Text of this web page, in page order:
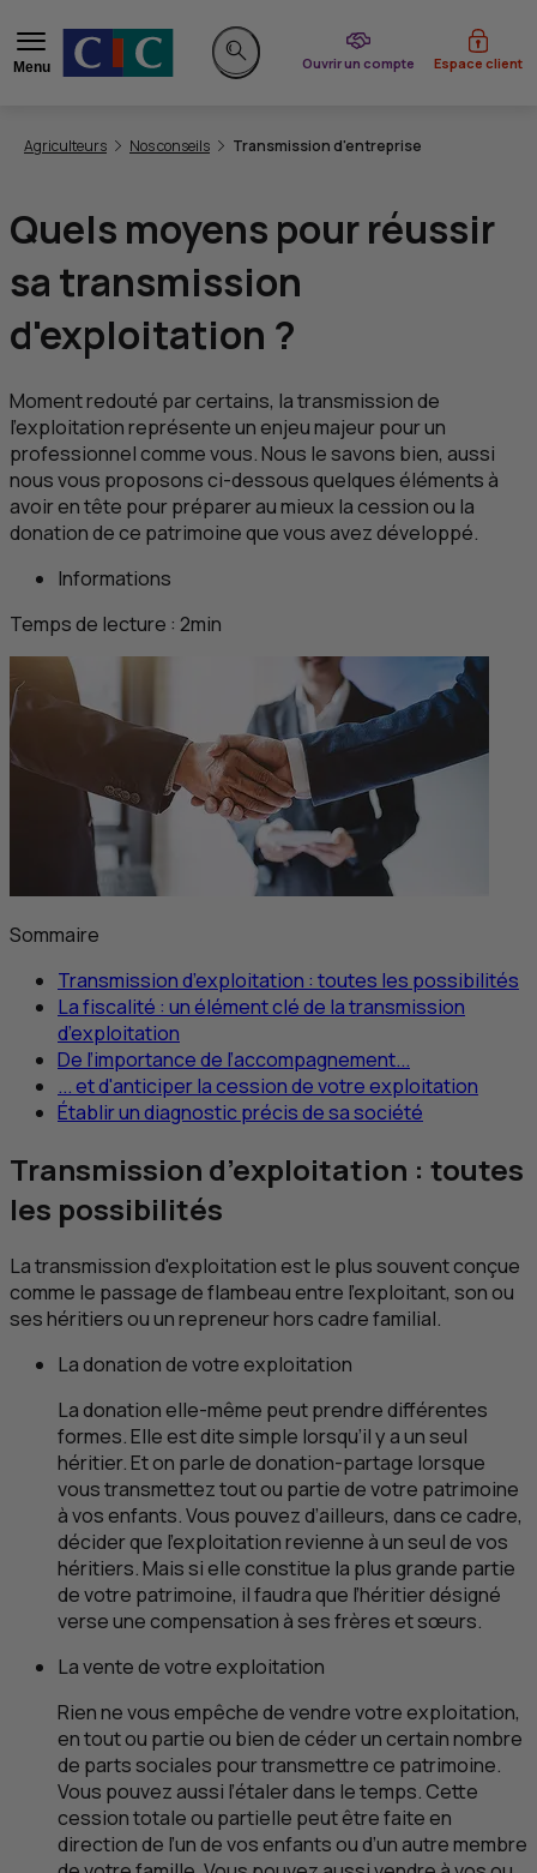
Menu
Rechercher sur le site
Ouvrir un compte
du CIC Espace client
Agriculteurs Nos conseils Transmission d'entreprise
Quels moyens pour réussir
sa transmission
d'exploitation ?
Moment redouté par certains, la transmission de
l'exploitation représente un enjeu majeur pour un
professionnel comme vous. Nous le savons bien, aussi
nous vous proposons ci-dessous quelques éléments à
avoir en tête pour préparer au mieux la cession ou la
donation de ce patrimoine que vous avez développé.
Informations
Temps de lecture : 2min
Sommaire
Transmission d’exploitation : toutes les possibilités
La fiscalité : un élément clé de la transmission
d’exploitation
De l’importance de l’accompagnement...
... et d'anticiper la cession de votre exploitation
Établir un diagnostic précis de sa société
Transmission d’exploitation : toutes
les possibilités
La transmission d'exploitation est le plus souvent conçue
comme le passage de flambeau entre l'exploitant, son ou
ses héritiers ou un repreneur hors cadre familial.
La donation de votre exploitation
La donation elle-même peut prendre différentes
formes. Elle est dite simple lorsqu’il y a un seul
héritier. Et on parle de donation-partage lorsque
vous transmettez tout ou partie de votre patrimoine
à vos enfants. Vous pouvez d’ailleurs, dans ce cadre,
décider que l’exploitation revienne à un seul de vos
héritiers. Mais si elle constitue la plus grande partie
de votre patrimoine, il faudra que l’héritier désigné
verse une compensation à ses frères et sœurs.
La vente de votre exploitation
Rien ne vous empêche de vendre votre exploitation,
en tout ou partie ou bien de céder un certain nombre
de parts sociales pour transmettre ce patrimoine.
Vous pouvez aussi l’étaler dans le temps. Cette
cession totale ou partielle peut être faite en
direction de l’un de vos enfants ou d’un autre membre